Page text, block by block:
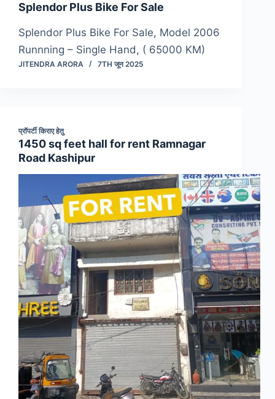
Splendor Plus Bike For Sale
Splendor Plus Bike For Sale, Model 2006
Runnning – Single Hand, ( 65000 KM)
JITENDRA ARORA 7TH जून 2025
प्रॉपर्टी किराए हेतु
1450 sq feet hall for rent Ramnagar
Road Kashipur